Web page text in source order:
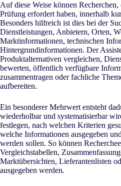
Auf diese Weise können
Prüfung erfordert haben, innerhalb
Besonders hilfreich ist dies bei der
Dienstleistungen, Anbietern, Orten,
Marktinformationen, technischen
Hintergrundinformationen. Der
Produktalternativen vergleichen,
bewerten, öffentlich verfügbare
zusammentragen oder fachliche
aufbereiten.
Ein besonderer Mehrwert entsteht
wiederholbar und systematisierbar
festlegen, nach welchen Kriterien
welche Informationen ausgegeben
werden sollen. So können
Vergleichstabellen,
Marktübersichten, Lieferantenlisten
ausgegeben werden.